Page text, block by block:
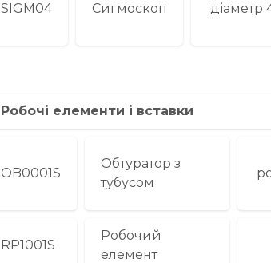
SIGM04 Сигмоскоп
діаметр
Робочі елементи і вставки
OB0001S
Обтуратор з
тубусом
RP1001S
Робочий
елемент